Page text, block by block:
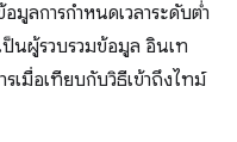
มูลการกําหนดเวลาระดับต่ำ
ป็นผู้รวบรวมข้อมูล อินเท
เมื่อเทียบกับวิธีเข้าถึงไทม์